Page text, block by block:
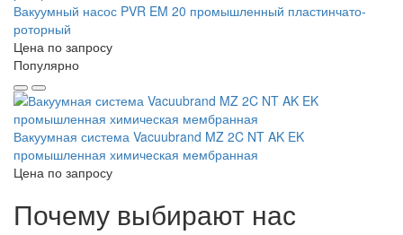
Вакуумный насос PVR EM 20 промышленный пластинчато-
роторный
Цена по запросу
Популярно
Вакуумная система Vacuubrand MZ 2C NT AK EK
промышленная химическая мембранная
Цена по запросу
Почему выбирают нас